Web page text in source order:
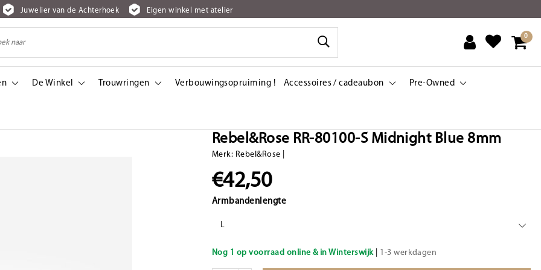
Juwelier van de Achterhoek Eigen winkel met atelier
0
De Winkel Trouwringen Verbouwingsopruiming ! Accessoires / cadeaubon Pre-Owned
Rebel&Rose RR-80100-S Midnight Blue 8mm
Merk: Rebel&Rose
€42,50
Armbandenlengte
L
Nog 1 op voorraad online & in Winterswijk| 1-3 werkdagen